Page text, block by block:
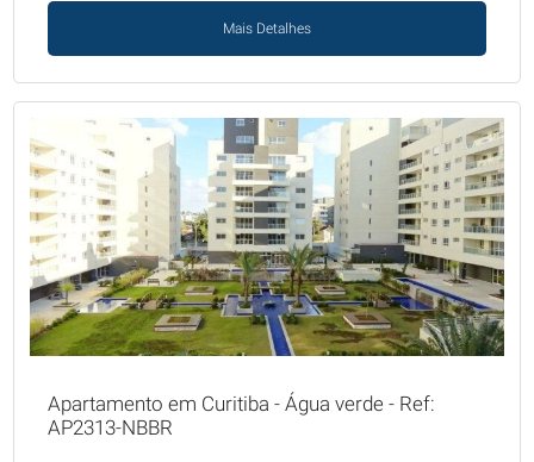
Mais Detalhes
Apartamento em Curitiba - Água verde - Ref:
AP2313-NBBR